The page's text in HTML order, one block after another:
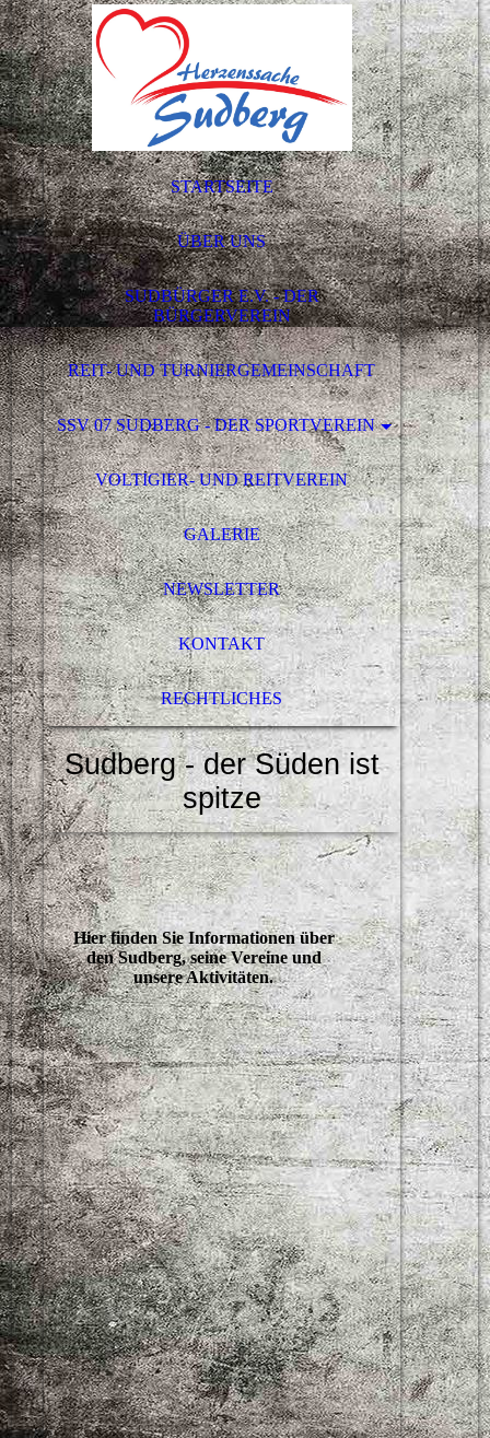
STARTSEITE
ÜBER UNS
SUDBÜRGER E.V. - DER
BÜRGERVEREIN
REIT- UND TURNIERGEMEINSCHAFT
SSV 07 SUDBERG - DER SPORTVEREIN
VOLTIGIER- UND REITVEREIN
GALERIE
NEWSLETTER
KONTAKT
RECHTLICHES
Sudberg - der Süden ist
spitze
Hier finden Sie Informationen über
den Sudberg, seine Vereine und
unsere Aktivitäten.